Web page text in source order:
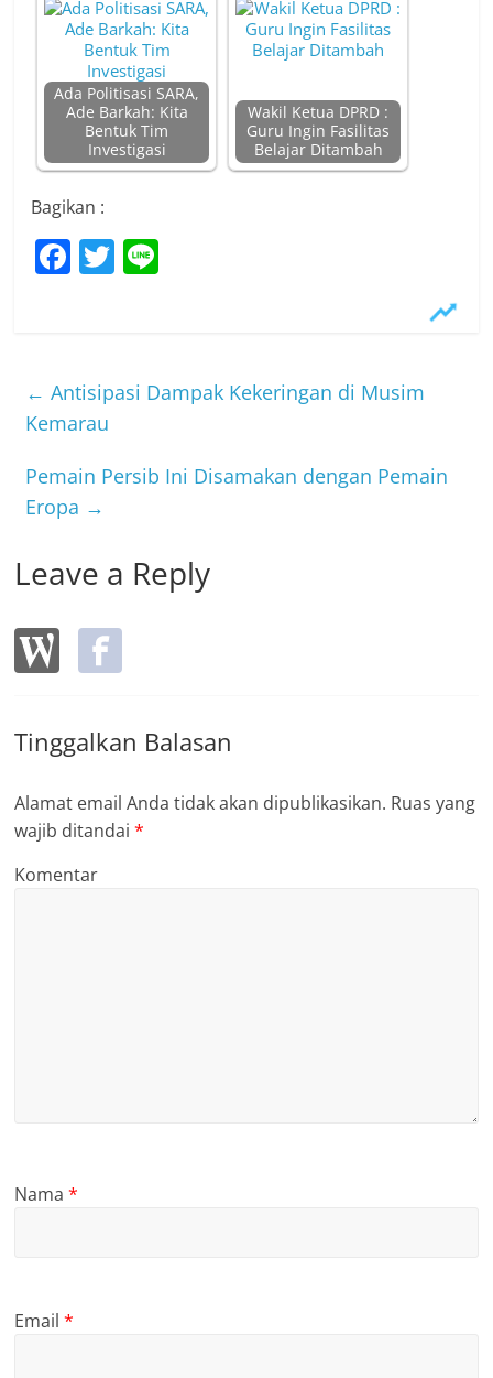
Ada Politisasi SARA,
Ade Barkah: Kita
Bentuk Tim
Investigasi
Wakil Ketua DPRD :
Guru Ingin Fasilitas
Belajar Ditambah
Bagikan :
F
b
o
o
k
T
← Antisipasi Dampak Kekeringan di Musim
Kemarau
Pemain Persib Ini Disamakan dengan Pemain
Eropa →
Leave a Reply
Tinggalkan Balasan
Alamat email Anda tidak akan dipublikasikan. Ruas yang
wajib ditandai*
Komentar
Nama*
Email*